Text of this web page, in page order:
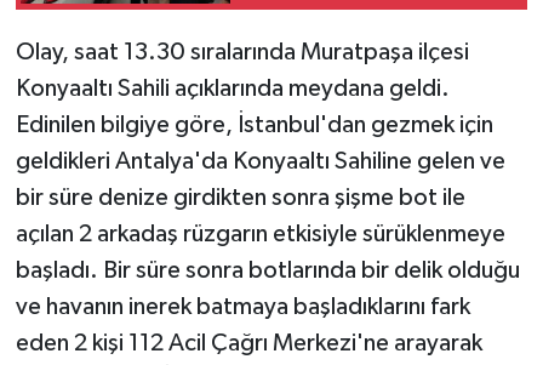
Olay, saat 13.30 sıralarında Muratpaşa ilçesi
Konyaaltı Sahili açıklarında meydana geldi.
Edinilen bilgiye göre, İstanbul'dan gezmek için
geldikleri Antalya'da Konyaaltı Sahiline gelen ve
bir süre denize girdikten sonra şişme bot ile
açılan 2 arkadaş rüzgarın etkisiyle sürüklenmeye
başladı. Bir süre sonra botlarında bir delik olduğu
ve havanın inerek batmaya başladıklarını fark
eden 2 kişi 112 Acil Çağrı Merkezi'ne arayarak
Teknoloji
Televizyon
Yaşam